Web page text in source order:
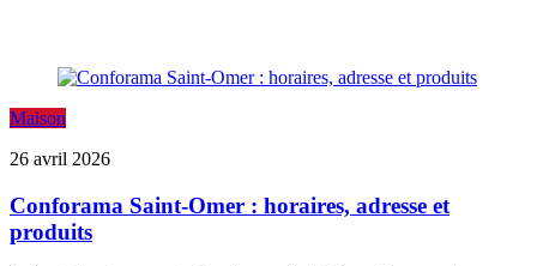
Maison
26 avril 2026
Conforama Saint-Omer : horaires, adresse et
produits